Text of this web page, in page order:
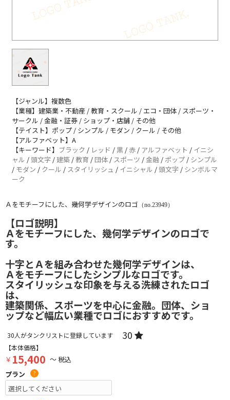
【ジャンル】複数色
【業種】建築業・不動産 / 教育・スクール / エコ・団体 / スポーツ・
サークル / 金融・証券 / ショップ・店舗 / その他
【テイスト】ポップ / シンプル / モダン / クール / その他
【アルファベット】A
【キーワード】 ブラック / レッド /黒 / 赤 / アルファベット / イニシ
ャル / 頭文字 /建築 / 教育 /団体 / スポーツ / 金融 / ポップ / シンプル
/ モダン / クール / スタイリッシュ / イニシャル / 頭文字 / シンボルマ
ーク
Ａをモチーフにした、幾何学デザインのロゴ （no.23949）
【ロゴ説明】
Ａをモチーフにした、幾何学デザインのロゴで
す。
十字とＡを組み合わせた幾何学デザインは、
Ａをモチーフにしたシンプルなロゴです。
スタイリッシュな印象を与える洗練されたロゴ
は、
建築関係、スポーツを中心に金融。団体、ショ
ップなど幅広い業種でロゴにおすすめです。
30人がタンクリストに登録しています 30
【本体価格】
￥ 15,400 ～ 税込
プラン
?